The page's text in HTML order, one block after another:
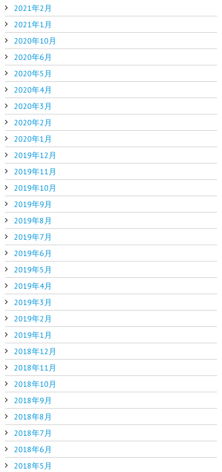
2021年2月
2021年1月
2020年10月
2020年6月
2020年5月
2020年4月
2020年3月
2020年2月
2020年1月
2019年12月
2019年11月
2019年10月
2019年9月
2019年8月
2019年7月
2019年6月
2019年5月
2019年4月
2019年3月
2019年2月
2019年1月
2018年12月
2018年11月
2018年10月
2018年9月
2018年8月
2018年7月
2018年6月
2018年5月